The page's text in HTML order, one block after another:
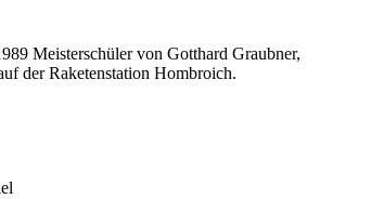
Meisterschüler von Gotthard Graubner,
der Raketenstation Hombroich.